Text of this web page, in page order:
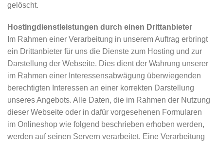
gelöscht.
Hostingdienstleistungen durch einen Drittanbieter
Im Rahmen einer Verarbeitung in unserem Auftrag erbringt
ein Drittanbieter für uns die Dienste zum Hosting und zur
Darstellung der Webseite. Dies dient der Wahrung unserer
im Rahmen einer Interessensabwägung überwiegenden
berechtigten Interessen an einer korrekten Darstellung
unseres Angebots. Alle Daten, die im Rahmen der Nutzung
dieser Webseite oder in dafür vorgesehenen Formularen
im Onlineshop wie folgend beschrieben erhoben werden,
werden auf seinen Servern verarbeitet. Eine Verarbeitung